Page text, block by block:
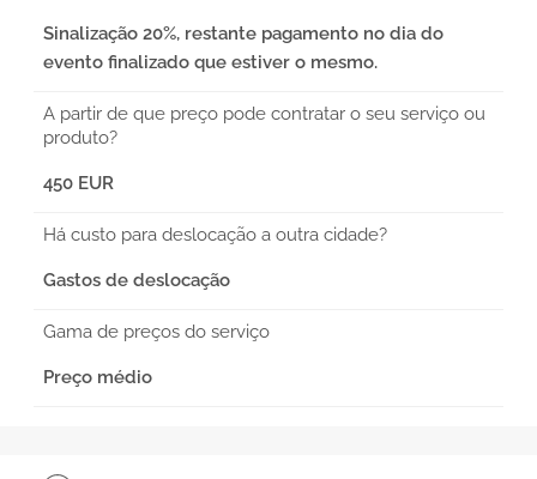
Sinalização 20%, restante pagamento no dia do
evento finalizado que estiver o mesmo.
A partir de que preço pode contratar o seu serviço ou
produto?
450 EUR
Há custo para deslocação a outra cidade?
Gastos de deslocação
Gama de preços do serviço
Preço médio